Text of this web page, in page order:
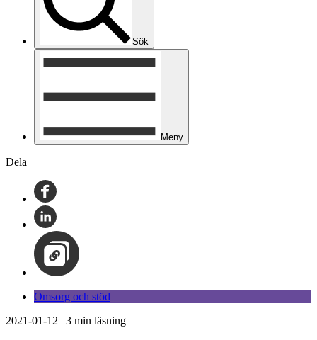
Sök
Meny
Dela
Omsorg och stöd
2021-01-12 | 3 min läsning